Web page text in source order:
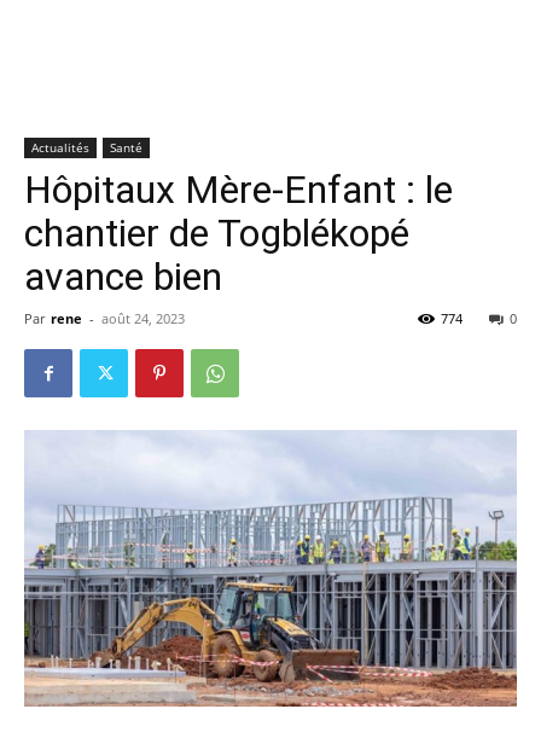
Actualités Santé
Hôpitaux Mère-Enfant : le
chantier de Togblékopé
avance bien
Par rene - août 24, 2023 0
774